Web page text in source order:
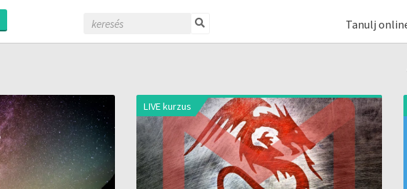
Tanulj
LIVE kurzus